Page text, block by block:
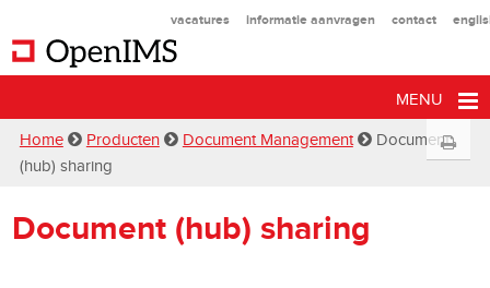
vacatures informatie aanvragen contact
MENU
Home Producten Document Management
Document
(hub) sharing
Document (hub) sharing